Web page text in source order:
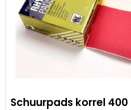
Schuurpads korrel